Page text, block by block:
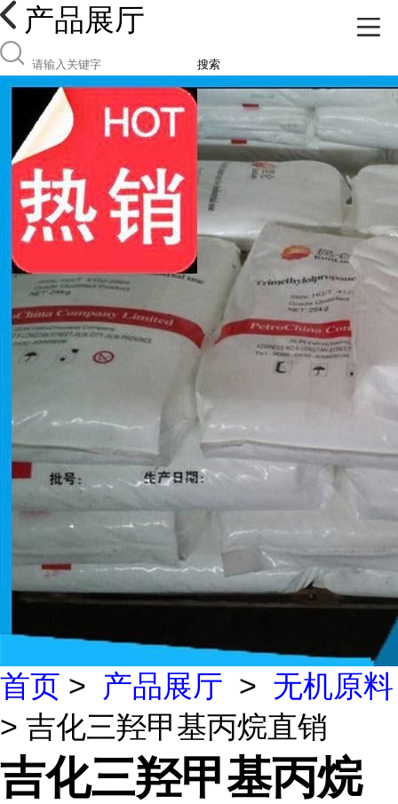
产品展厅
搜索
首页 > 产品展厅 > 无机原料
> 吉化三羟甲基丙烷直销
吉化三羟甲基丙烷